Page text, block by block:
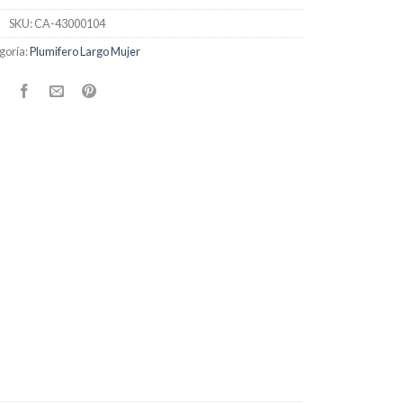
SKU:CA-43000104
Plumifero Largo Mujer